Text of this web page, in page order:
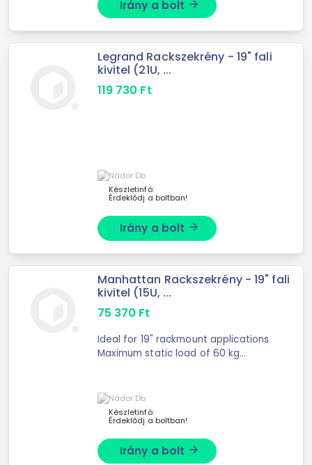
Irány a bolt arrow_forward
Legrand Rackszekrény - 19" fali
kivitel (21U, ...
119 730 Ft
Készletinfó:
Érdeklődj a boltban!
Irány a bolt arrow_forward
Manhattan Rackszekrény - 19" fali
kivitel (15U, ...
75 370 Ft
Ideal for 19" rackmount applications
Maximum static load of 60 kg
Készletinfó:
Érdeklődj a boltban!
Irány a bolt arrow_forward